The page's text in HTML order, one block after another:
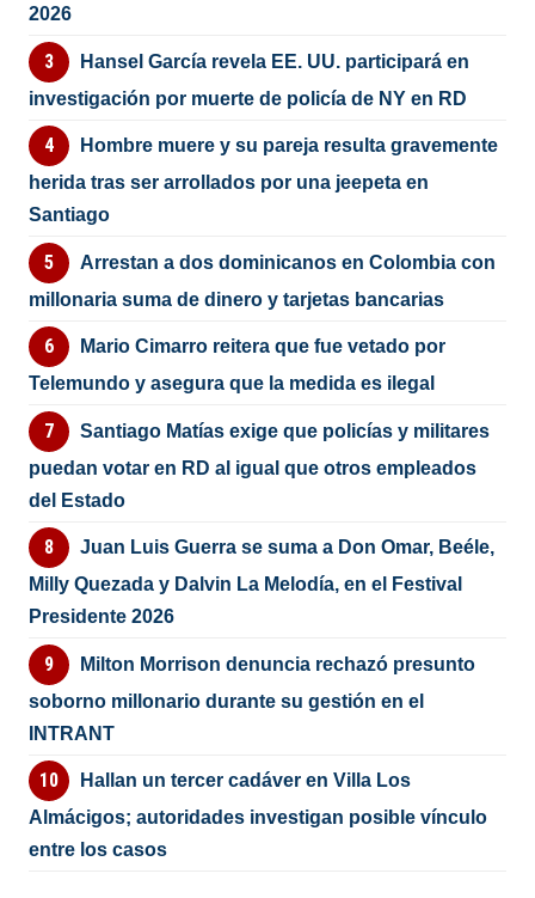
2026
Hansel García revela EE. UU. participará en
investigación por muerte de policía de NY en RD
Hombre muere y su pareja resulta gravemente
herida tras ser arrollados por una jeepeta en
Santiago
Arrestan a dos dominicanos en Colombia con
millonaria suma de dinero y tarjetas bancarias
Mario Cimarro reitera que fue vetado por
Telemundo y asegura que la medida es ilegal
Santiago Matías exige que policías y militares
puedan votar en RD al igual que otros empleados
del Estado
Juan Luis Guerra se suma a Don Omar, Beéle,
Milly Quezada y Dalvin La Melodía, en el Festival
Presidente 2026
Milton Morrison denuncia rechazó presunto
soborno millonario durante su gestión en el
INTRANT
Hallan un tercer cadáver en Villa Los
Almácigos; autoridades investigan posible vínculo
entre los casos